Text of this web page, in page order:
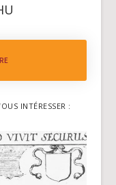
INTÉRESSER :